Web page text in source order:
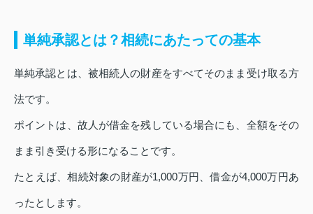
単純承認とは？相続にあたっての基本
単純承認とは、被相続人の財産をすべてそのまま受け取る方
法です。
ポイントは、故人が借金を残している場合にも、全額をその
まま引き受ける形になることです。
たとえば、相続対象の財産が1,000万円、借金が4,000万円あ
ったとします。